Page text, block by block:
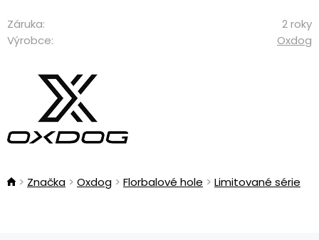
Záruka:
2 roky
Výrobce:
Oxdog
Značka Oxdog Florbalové hole Limitované série